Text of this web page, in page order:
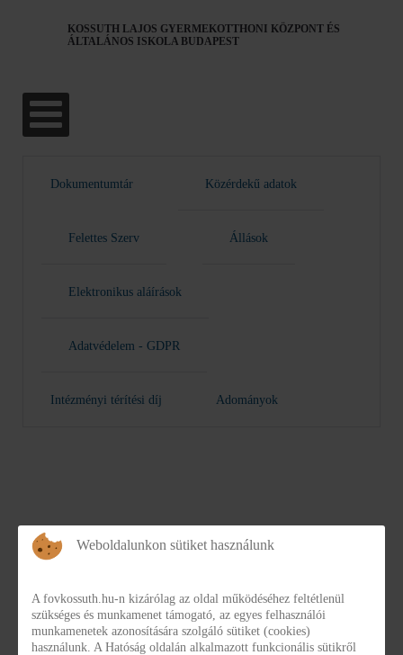
KOSSUTH LAJOS GYERMEKOTTHONI KÖZPONT ÉS
ÁLTALÁNOS ISKOLA BUDAPEST
Dokumentumtár Közérdekű adatok
Felettes Szerv Állások
Elektronikus aláírások
Adatvédelem - GDPR
Intézményi térítési díj Adományok
1.6 Irányított szervek
Weboldalunkon sütiket használunk
A fovkossuth.hu-n kizárólag az oldal működéséhez feltétlenül
szükséges és munkamenet támogató, az egyes felhasználói
munkamenetek azonosítására szolgáló sütiket (cookies)
használunk. A Hatóság oldalán alkalmazott funkcionális sütikről